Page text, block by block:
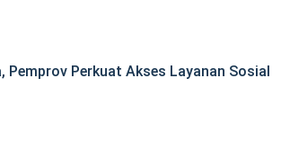
Pemprov Perkuat Akses Layanan Sosial